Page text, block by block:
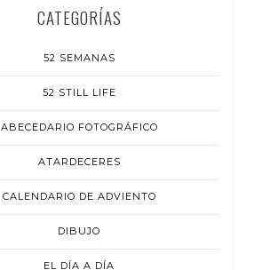
CATEGORÍAS
52 SEMANAS
52 STILL LIFE
ABECEDARIO FOTOGRÁFICO
ATARDECERES
CALENDARIO DE ADVIENTO
DIBUJO
EL DÍA A DÍA